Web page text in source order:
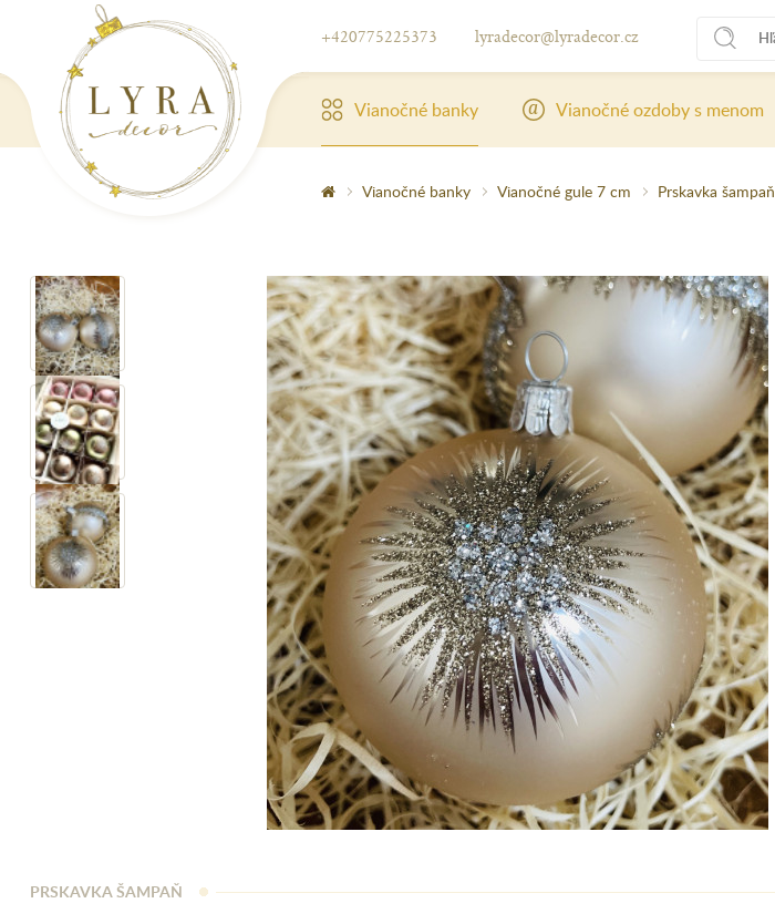
+420775225373 lyradecor@lyradecor.cz
Vianočné banky Vianočné ozdoby s menom
Vianočné banky Vianočné gule 7 cm Prskavka šampaň
PRSKAVKA ŠAMPAŇ